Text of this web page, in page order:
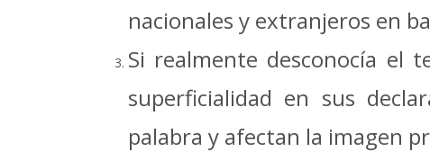
nacionales y extranjeros en
Si realmente desconocía el
superficialidad en sus
palabra y afectan la imagen